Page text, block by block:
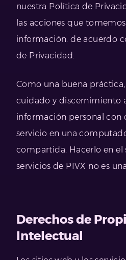
nuestra Política de
las acciones que
información. de acuerdo
de Privacidad.
Como una buena
cuidado y discernimiento
información personal con
servicio en una
compartida. Hacerlo en el
servicios de PIVX no es
Derechos de
Intelectual